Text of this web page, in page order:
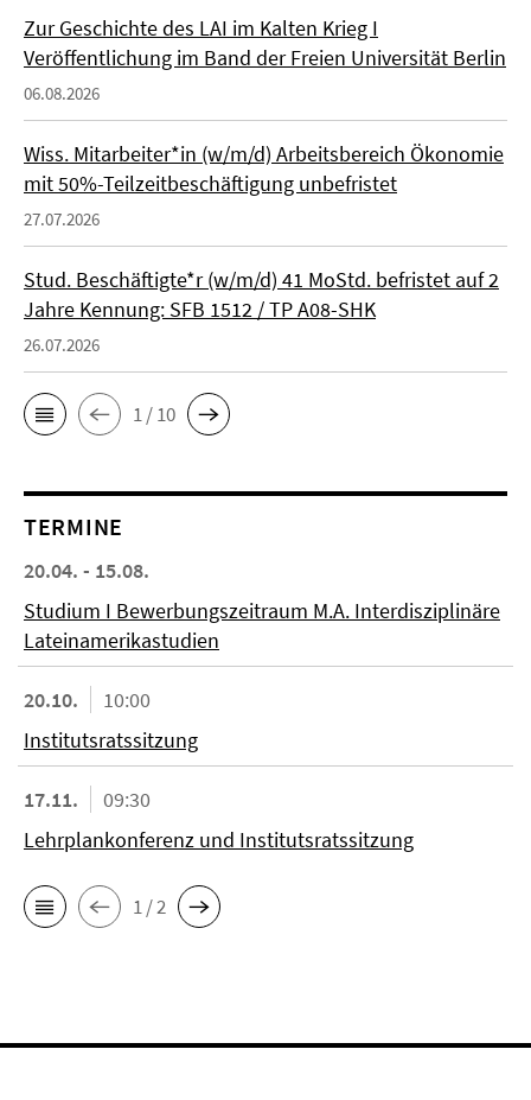
Zur Geschichte des LAI im Kalten Krieg I
Veröffentlichung im Band der Freien Universität Berlin
06.08.2026
Wiss. Mitarbeiter*in (w/m/d) Arbeitsbereich Ökonomie
mit 50%-Teilzeitbeschäftigung unbefristet
27.07.2026
Stud. Beschäftigte*r (w/m/d) 41 MoStd. befristet auf 2
Jahre Kennung: SFB 1512 / TP A08-SHK
26.07.2026
1 / 10
TERMINE
20.04. - 15.08.
Studium I Bewerbungszeitraum M.A. Interdisziplinäre
Lateinamerikastudien
20.10.
10:00
Institutsratssitzung
17.11.
09:30
Lehrplankonferenz und Institutsratssitzung
1 / 2